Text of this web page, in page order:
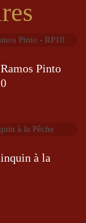
Pinto
à la